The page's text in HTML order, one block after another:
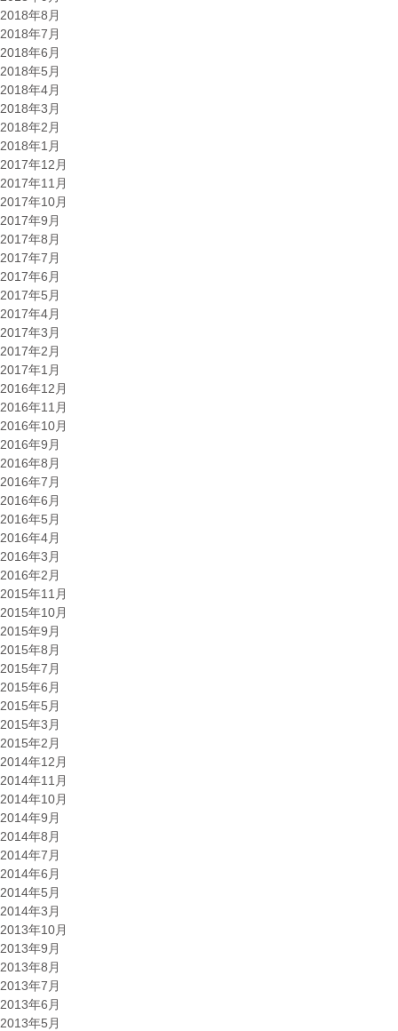
2018年8月
2018年7月
2018年6月
2018年5月
2018年4月
2018年3月
2018年2月
2018年1月
2017年12月
2017年11月
2017年10月
2017年9月
2017年8月
2017年7月
2017年6月
2017年5月
2017年4月
2017年3月
2017年2月
2017年1月
2016年12月
2016年11月
2016年10月
2016年9月
2016年8月
2016年7月
2016年6月
2016年5月
2016年4月
2016年3月
2016年2月
2015年11月
2015年10月
2015年9月
2015年8月
2015年7月
2015年6月
2015年5月
2015年3月
2015年2月
2014年12月
2014年11月
2014年10月
2014年9月
2014年8月
2014年7月
2014年6月
2014年5月
2014年3月
2013年10月
2013年9月
2013年8月
2013年7月
2013年6月
2013年5月